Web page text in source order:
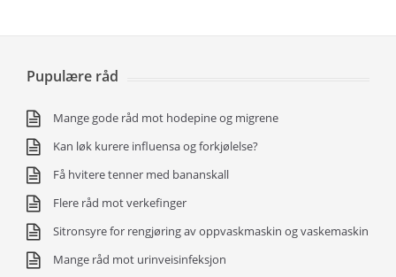
Pupulære råd
Mange gode råd mot hodepine og migrene
Kan løk kurere influensa og forkjølelse?
Få hvitere tenner med bananskall
Flere råd mot verkefinger
Sitronsyre for rengjøring av oppvaskmaskin og vaskemaskin
Mange råd mot urinveisinfeksjon